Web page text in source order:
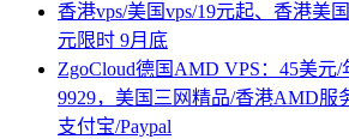
香港vps/美国vps/19元起、香港美
元限时 9月底
ZgoCloud德国AMD VPS：45美元
9929，美国三网精品/香港AMD服
支付宝/Paypal